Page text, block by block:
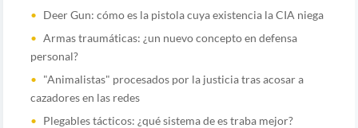
Deer Gun: cómo es la pistola cuya existencia la CIA niega
Armas traumáticas: ¿un nuevo concepto en defensa
personal?
"Animalistas" procesados por la justicia tras acosar a
cazadores en las redes
Plegables tácticos: ¿qué sistema de es traba mejor?